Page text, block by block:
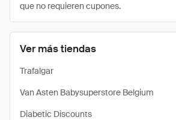
Ver más tiendas
Trafalgar
Van Asten Babysuperstore Belgium
Diabetic Discounts
que no requieren cupones.